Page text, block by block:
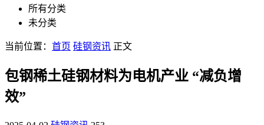
所有分类
未分类
当前位置： 首页 硅钢资讯 正文
包钢稀土硅钢材料为电机产业 “减负增
效”